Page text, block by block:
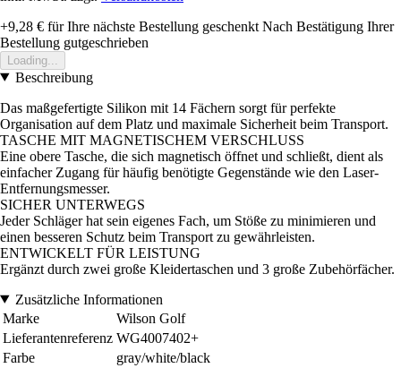
+9,28 € für Ihre nächste Bestellung geschenkt Nach Bestätigung Ihrer
Bestellung gutgeschrieben
Loading...
Beschreibung
Das maßgefertigte Silikon mit 14 Fächern sorgt für perfekte
Organisation auf dem Platz und maximale Sicherheit beim Transport.
TASCHE MIT MAGNETISCHEM VERSCHLUSS
Eine obere Tasche, die sich magnetisch öffnet und schließt, dient als
einfacher Zugang für häufig benötigte Gegenstände wie den Laser-
Entfernungsmesser.
SICHER UNTERWEGS
Jeder Schläger hat sein eigenes Fach, um Stöße zu minimieren und
einen besseren Schutz beim Transport zu gewährleisten.
ENTWICKELT FÜR LEISTUNG
Ergänzt durch zwei große Kleidertaschen und 3 große Zubehörfächer.
Zusätzliche Informationen
Marke
Wilson Golf
Lieferantenreferenz WG4007402+
Farbe
gray/white/black